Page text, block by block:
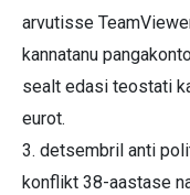
arvutisse
kannatanu
sealt edasi teostati
eurot.
3. detsembril anti
konflikt 38-aastase